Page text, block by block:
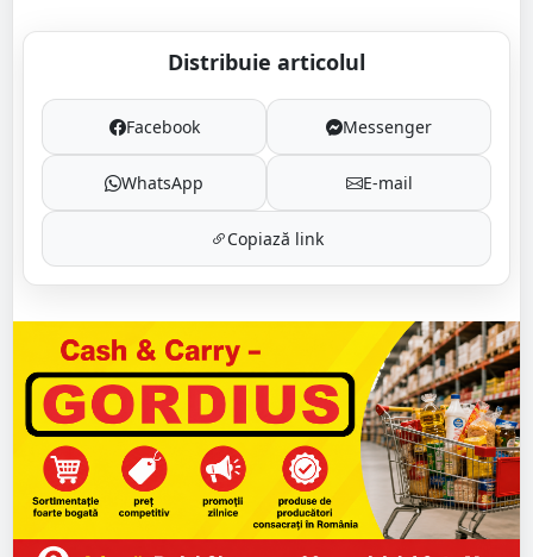
Distribuie articolul
Facebook Messenger
WhatsApp E-mail
Copiază link